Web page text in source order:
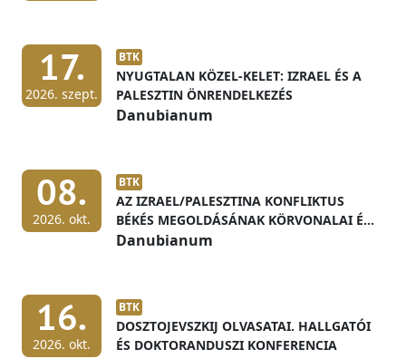
17.
2026. szept.
BTK
NYUGTALAN KÖZEL-KELET: IZRAEL ÉS A
PALESZTIN ÖNRENDELKEZÉS
Danubianum
08.
2026. okt.
BTK
AZ IZRAEL/PALESZTINA KONFLIKTUS
BÉKÉS MEGOLDÁSÁNAK KÖRVONALAI ÉS
ELŐFELTÉTELEI
Danubianum
16.
2026. okt.
BTK
DOSZTOJEVSZKIJ OLVASATAI. HALLGATÓI
ÉS DOKTORANDUSZI KONFERENCIA